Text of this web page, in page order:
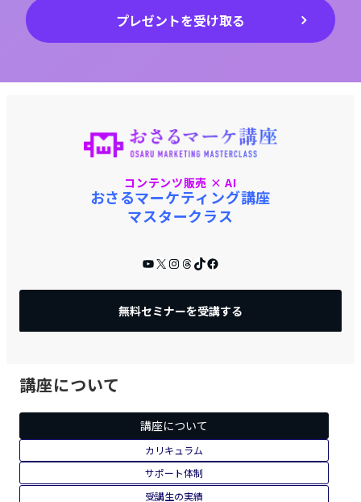
プレゼントを受け取る
コンテンツ販売 × AI
おさるマーケティング講座
マスタークラス
YouTube
X Instagram
Threads
TikTok
Facebook
無料セミナーを受講する
講座について
講座について
カリキュラム
サポート体制
受講生の実績